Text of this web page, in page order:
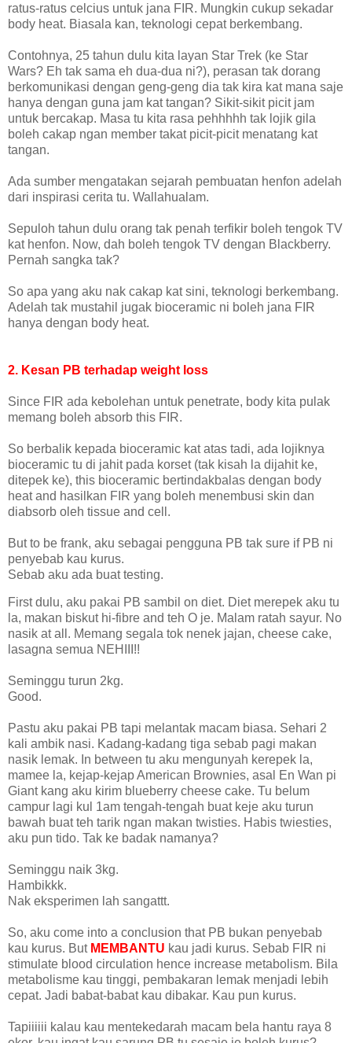
ratus-ratus celcius untuk jana FIR. Mungkin cukup sekadar
body heat. Biasala kan, teknologi cepat berkembang.
Contohnya, 25 tahun dulu kita layan Star Trek (ke Star
Wars? Eh tak sama eh dua-dua ni?), perasan tak dorang
berkomunikasi dengan geng-geng dia tak kira kat mana saje
hanya dengan guna jam kat tangan? Sikit-sikit picit jam
untuk bercakap. Masa tu kita rasa pehhhhh tak lojik gila
boleh cakap ngan member takat picit-picit menatang kat
tangan.
Ada sumber mengatakan sejarah pembuatan henfon adelah
dari inspirasi cerita tu. Wallahualam.
Sepuloh tahun dulu orang tak penah terfikir boleh tengok TV
kat henfon. Now, dah boleh tengok TV dengan Blackberry.
Pernah sangka tak?
So apa yang aku nak cakap kat sini, teknologi berkembang.
Adelah tak mustahil jugak bioceramic ni boleh jana FIR
hanya dengan body heat.
2. Kesan PB terhadap weight loss
Since FIR ada kebolehan untuk penetrate, body kita pulak
memang boleh absorb this FIR.
So berbalik kepada bioceramic kat atas tadi, ada lojiknya
bioceramic tu di jahit pada korset (tak kisah la dijahit ke,
ditepek ke), this bioceramic bertindakbalas dengan body
heat and hasilkan FIR yang boleh menembusi skin dan
diabsorb oleh tissue and cell.
But to be frank, aku sebagai pengguna PB tak sure if PB ni
penyebab kau kurus.
Sebab aku ada buat testing.
First dulu, aku pakai PB sambil on diet. Diet merepek aku tu
la, makan biskut hi-fibre and teh O je. Malam ratah sayur. No
nasik at all. Memang segala tok nenek jajan, cheese cake,
lasagna semua NEHIII!!
Seminggu turun 2kg.
Good.
Pastu aku pakai PB tapi melantak macam biasa. Sehari 2
kali ambik nasi. Kadang-kadang tiga sebab pagi makan
nasik lemak. In between tu aku mengunyah kerepek la,
mamee la, kejap-kejap American Brownies, asal En Wan pi
Giant kang aku kirim blueberry cheese cake. Tu belum
campur lagi kul 1am tengah-tengah buat keje aku turun
bawah buat teh tarik ngan makan twisties. Habis twiesties,
aku pun tido. Tak ke badak namanya?
Seminggu naik 3kg.
Hambikkk.
Nak eksperimen lah sangattt.
So, aku come into a conclusion that PB bukan penyebab
kau kurus. But MEMBANTU kau jadi kurus. Sebab FIR ni
stimulate blood circulation hence increase metabolism. Bila
metabolisme kau tinggi, pembakaran lemak menjadi lebih
cepat. Jadi babat-babat kau dibakar. Kau pun kurus.
Tapiiiiii kalau kau mentekedarah macam bela hantu raya 8